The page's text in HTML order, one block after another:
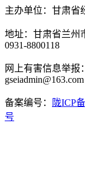
主办单位：甘肃省
地址：甘肃省兰州
0931-8800118
网上有害信息举报
gseiadmin@163.com
备案编号： 陇ICP
号